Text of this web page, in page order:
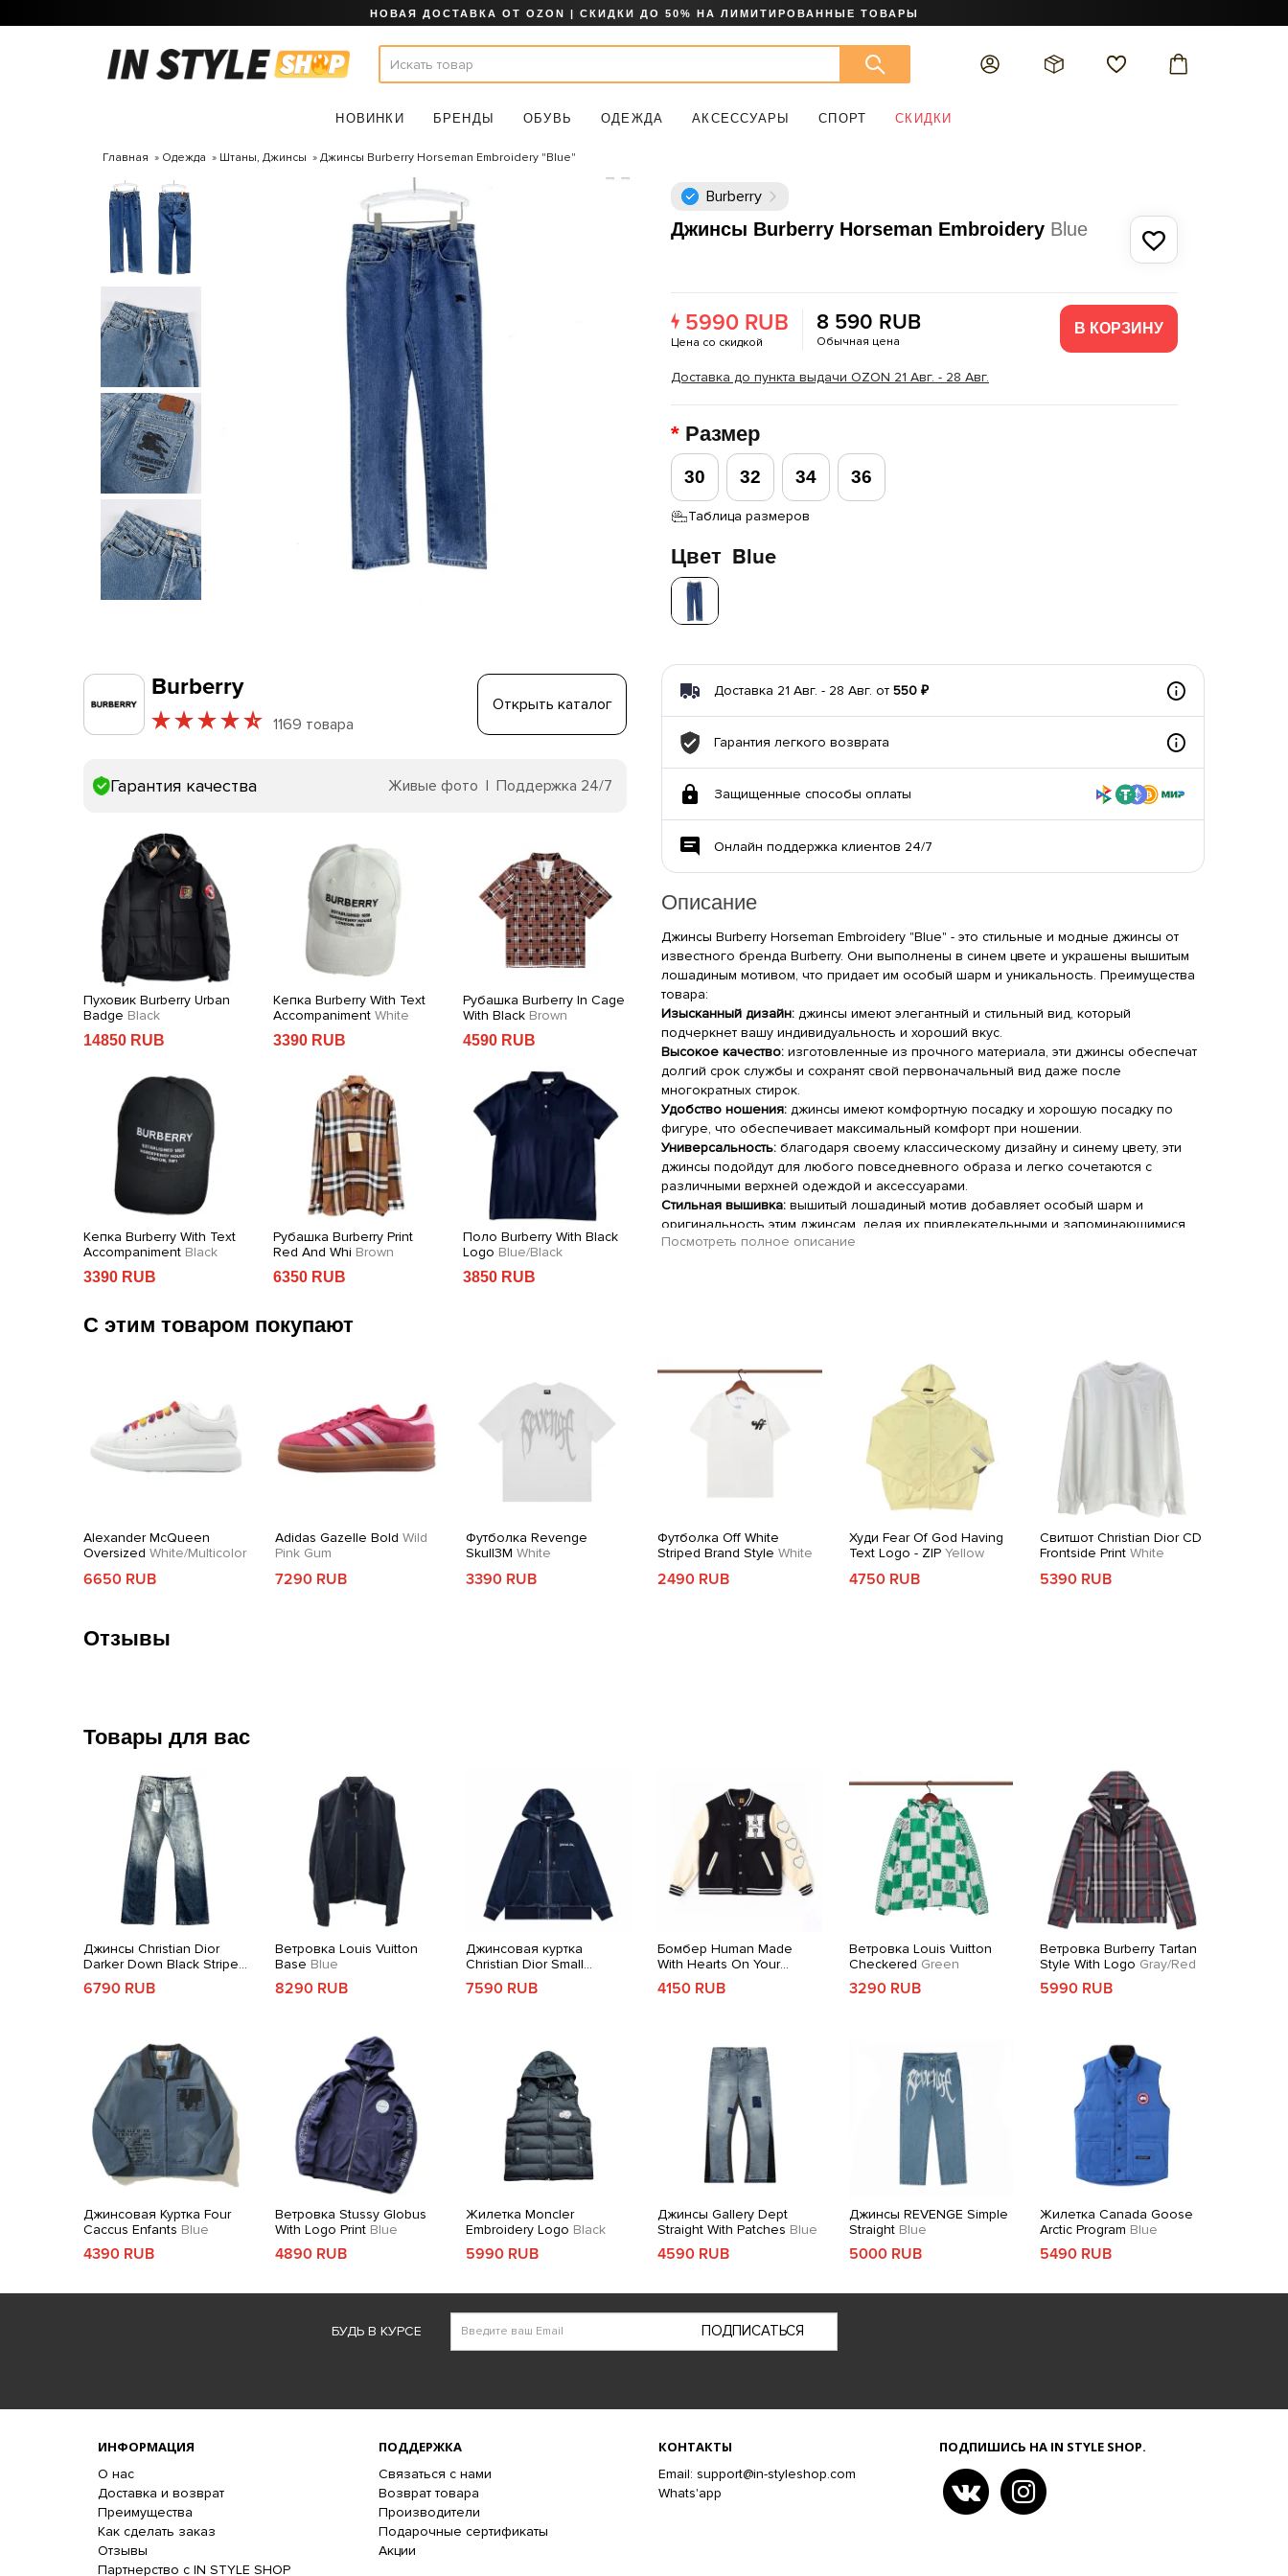
НОВАЯ ДОСТАВКА ОТ OZON | СКИДКИ ДО 50% НА ЛИМИТИРОВАННЫЕ ТОВАРЫ
НОВИНКИ БРЕНДЫ ОБУВЬ ОДЕЖДА АКСЕССУАРЫ СПОРТ СКИДКИ
Главная Одежда Штаны, Джинсы Джинсы Burberry Horseman Embroidery "Blue"
Burberry
Джинсы Burberry Horseman Embroidery Blue
5990 RUB
Цена со скидкой
8 590 RUB
Обычная цена
Доставка до пункта выдачи OZON 21 Авг. - 28 Авг.
В КОРЗИНУ
Размер
30 32 34 36
Таблица размеров
Цвет Blue
Burberry
1169 товара
Открыть каталог
Гарантия качества Живые фото | Поддержка 24/7
Пуховик Burberry Urban
Badge Black
14850 RUB
Кепка Burberry With Text
Accompaniment Black
3390 RUB
Кепка Burberry With Text
Accompaniment White
3390 RUB
Рубашка Burberry Print
Red And Whi Brown
6350 RUB
Рубашка Burberry In Cage
With Black Brown
4590 RUB
Поло Burberry With Black
Logo Blue/Black
3850 RUB
Футболка Burberry Logo
PictureBlack
4090 RUB
Свитшот Burberry Front
Black
Frontside PrintWhite
5290 RUB
Худи Burberry Rider Logo
FrontsideBlack
Доставка 21 Авг. - 28 Авг. от 550 ₽
Гарантия легкого возврата
Защищенные способы оплаты
Онлайн поддержка клиентов 24/7
Описание
Джинсы Burberry Horseman Embroidery "Blue" - это стильные и модные джинсы от
известного бренда Burberry. Они выполнены в синем цвете и украшены вышитым
лошадиным мотивом, что придает им особый шарм и уникальность. Преимущества
товара:
Изысканный дизайн: джинсы имеют элегантный и стильный вид, который
подчеркнет вашу индивидуальность и хороший вкус.
Высокое качество: изготовленные из прочного материала, эти джинсы обеспечат
долгий срок службы и сохранят свой первоначальный вид даже после
многократных стирок.
Удобство ношения: джинсы имеют комфортную посадку и хорошую посадку по
фигуре, что обеспечивает максимальный комфорт при ношении.
Универсальность: благодаря своему классическому дизайну и синему цвету, эти
джинсы подойдут для любого повседневного образа и легко сочетаются с
различными верхней одеждой и аксессуарами.
Стильная вышивка: вышитый лошадиный мотив добавляет особый шарм и
оригинальность этим джинсам, делая их привлекательными и запоминающимися.
Подкатегория: Джинсы
Состав: Хлопок
Код товара: 30600-01
Посмотреть полное описание
С этим товаром покупают
Alexander McQueen
Oversized White/Multicolor
6650 RUB
Adidas Gazelle Bold Wild
Pink Gum
7290 RUB
Футболка Revenge
Skull3MWhite
3390 RUB
Футболка Off White
Striped Brand Style White
2490 RUB
Худи Fear Of God Having
Text Logo - ZIP Yellow
4750 RUB
Свитшот Christian Dior CD
Frontside PrintWhite
5390 RUB
Отзывы
Товары для вас
Джинсы Christian Dior
Darker Down Black Stripe
Blue
6790 RUB
Ветровка Louis Vuitton
Base Blue
8290 RUB
Джинсовая куртка
Christian Dior Small
StitchesBlue
7590 RUB
Бомбер Human Made
With Hearts On Your
SleeveBlack/Cream
4150 RUB
Ветровка Louis Vuitton
Checkered Green
3290 RUB
Ветровка Burberry Tartan
Style With Logo Gray/Red
5990 RUB
Джинсовая Куртка Four
Caccus Enfants Blue
4390 RUB
Ветровка Stussy Globus
With Logo Print Blue
4890 RUB
Жилетка Moncler
Embroidery Logo Black
5990 RUB
Джинсы Gallery Dept
Straight With Patches Blue
4590 RUB
Джинсы REVENGE Simple
Straight Blue
5000 RUB
Жилетка Canada Goose
Arctic Program Blue
5490 RUB
БУДЬ В КУРСЕ ПОДПИСАТЬСЯ
ИНФОРМАЦИЯ
О нас
Доставка и возврат
Преимущества
Как сделать заказ
Отзывы
Партнерство с IN STYLE SHOP
ПОДДЕРЖКА
Связаться с нами
Возврат товара
Производители
Подарочные сертификаты
Акции
КОНТАКТЫ
Email: support@in-styleshop.com
Whats'app
ПОДПИШИСЬ НА IN STYLE SHOP.